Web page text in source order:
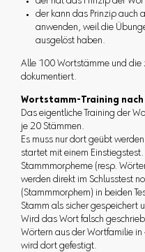
der kann das Prinzip auch
anwenden, weil die
ausgelöst haben.
Alle 100 Wortstämme und die
dokumentiert.
Wortstamm-Training
Das eigentliche Training der
je 20 Stämmen.
Es muss nur dort geübt
startet mit einem
Stammmorpheme (resp.
werden direkt im Schlusstest
(Stammmorphem) in beiden
Stamm als sicher gespeichert
Wird das Wort falsch
Wörtern aus der Wortfamilie
wird dort gefestigt.